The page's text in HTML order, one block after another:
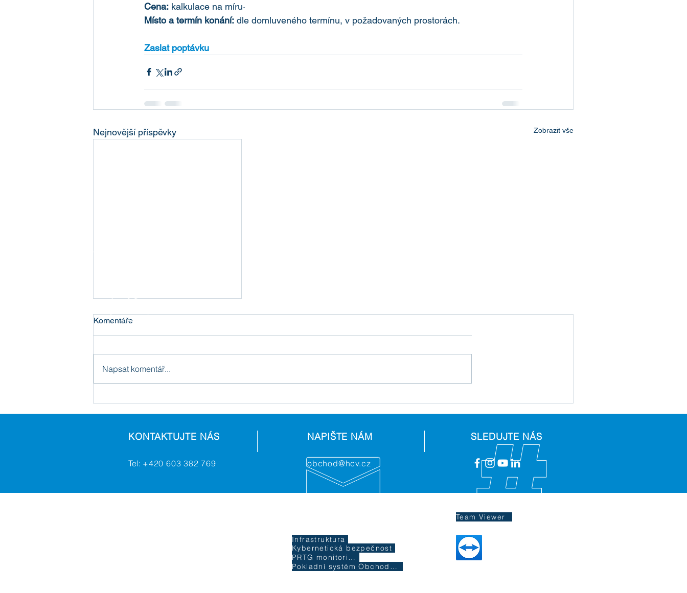
Cena: kalkulace na míru·
Místo a termín konání: dle domluveného termínu, v požadovaných prostorách.
Zaslat poptávku
Nejnovější příspěvky Zobrazit vše
Komentáře
Napsat komentář...
KONTAKTUJTE NÁS
Tel: +420 603 382 769
NAPIŠTE NÁM
obchod@hcv.cz
SLEDUJTE NÁS
Infrastruktura
Kybernetická bezpečnost
PRTG monitoring
Team Viewer
Pokladní systém Obchodník